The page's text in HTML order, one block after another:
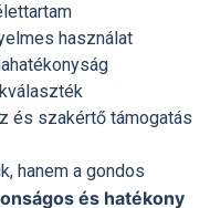
használat
és szakértő támogatás
hanem a gondos
és hatékony